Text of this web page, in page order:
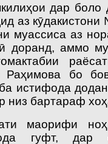
дар боло
аз
муассиса аз
доранд, аммо
Раҳимова бо
истифода
низ бартараф
маорифи
гуфт, дар